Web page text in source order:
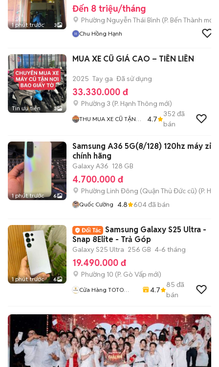
1 phút trước 3
Đến 8 triệu/tháng
Phường Nguyễn Thái Bình (P. Bến Thành mới)
Chu Hồng Hạnh
Tin ưu tiên 3
MUA XE CŨ GIÁ CAO – TIỀN LIỀN
2025 Tay ga Đã sử dụng
33.330.000 đ
Phường 3 (P. Hạnh Thông mới)
THU MUA XE CŨ TẬN
4.7
352 đã
bán
1 phút trước 6
Samsung A36 5G(8/128) 120hz máy zin
chính hãng
Galaxy A36 128 GB
4.700.000 đ
Phường Linh Đông (Quận Thủ Đức cũ) (P.
Quốc Cường 4.8 604đã bán
1 phút trước 6
Samsung Galaxy S25 Ultra -
Snap 8Elite - Trả Góp
Galaxy S25 Ultra 256 GB 4-6 tháng
19.490.000 đ
Phường 10 (P. Gò Vấp mới)
Cửa Hàng TOTO
4.7
85 đã
bán